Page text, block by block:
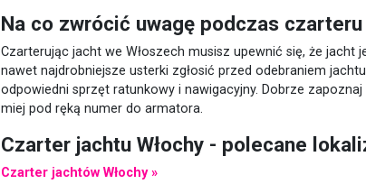
Na co zwrócić uwagę podczas
Czarterując jacht we Włoszech musisz upewnić się, że
nawet najdrobniejsze usterki zgłosić przed odebraniem
odpowiedni sprzęt ratunkowy i nawigacyjny. Dobrze
miej pod ręką numer do armatora.
Czarter jachtu Włochy - polecane
Czarter jachtów Włochy »